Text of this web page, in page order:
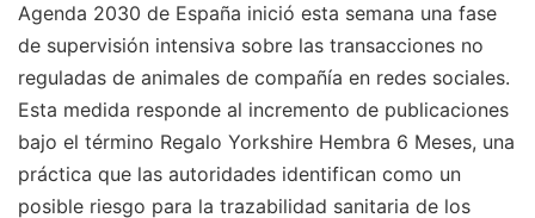
Agenda 2030 de España inició esta semana una fase
de supervisión intensiva sobre las transacciones no
reguladas de animales de compañía en redes sociales.
Esta medida responde al incremento de publicaciones
bajo el término Regalo Yorkshire Hembra 6 Meses, una
práctica que las autoridades identifican como un
posible riesgo para la trazabilidad sanitaria de los